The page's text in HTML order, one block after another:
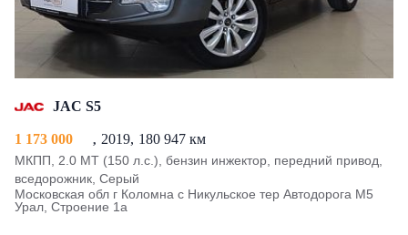
JAC S5
1 173 000 2019 180 947 км
МКПП, 2.0 MT (150 л.с.), бензин инжектор, передний привод,
вседорожник, Серый
Московская обл г Коломна с Никульское тер Автодорога М5
Урал, Строение 1а